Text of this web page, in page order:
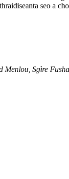
seo a
Menlou, Sgìre